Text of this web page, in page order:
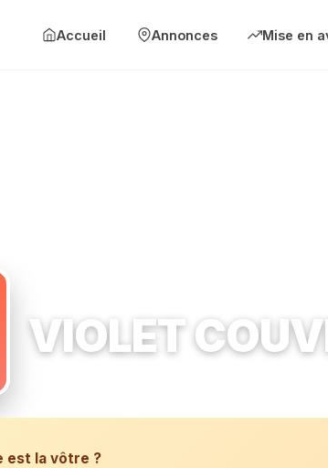
Accueil Annonces Mise en
VIOLET
est la vôtre ?